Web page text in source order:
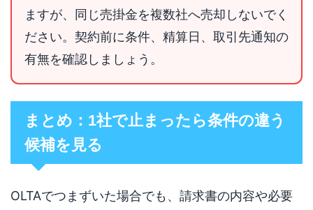
ますが、同じ売掛金を複数社へ売却しないでく
ださい。契約前に条件、精算日、取引先通知の
有無を確認しましょう。
まとめ：1社で止まったら条件の違う
候補を見る
OLTAでつまずいた場合でも、請求書の内容や必要